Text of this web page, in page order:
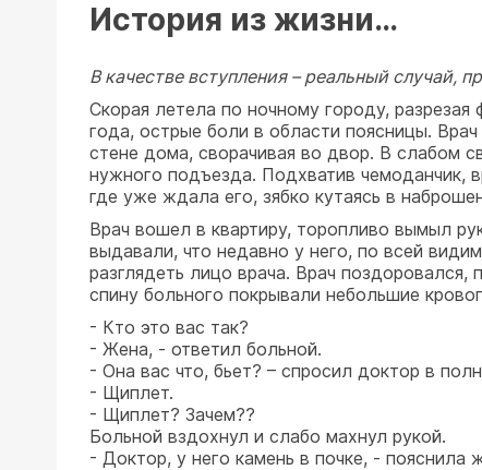
История из жизни…
В качестве вступления – реальный случай,
Скорая летела по ночному городу,
года, острые боли в области поясницы.
стене дома, сворачивая во двор. В слабом
нужного подъезда. Подхватив чемоданчик,
где уже ждала его, зябко кутаясь в
Врач вошел в квартиру, торопливо вымыл
выдавали, что недавно у него, по всей
разглядеть лицо врача. Врач
спину больного покрывали небольшие
- Кто это вас так?
- Жена, - ответил больной.
- Она вас что, бьет? – спросил доктор в
- Щиплет.
- Щиплет? Зачем??
Больной вздохнул и слабо махнул рукой.
- Доктор, у него камень в почке, -